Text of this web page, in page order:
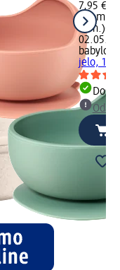
7,95 €
1 kom.
kom.)
babylove
jelo, 1